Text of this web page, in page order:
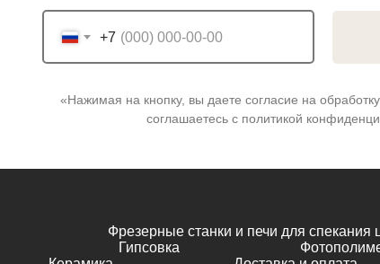
+7
«Нажимая на кнопку, вы даете согласие на
соглашаетесь c политикой
Фрезерные станки и печи для спекания
Гипсовка